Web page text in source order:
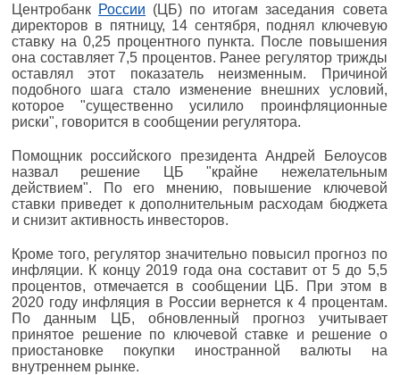
Центробанк России (ЦБ) по итогам заседания совета
директоров в пятницу, 14 сентября, поднял ключевую
ставку на 0,25 процентного пункта. После повышения
она составляет 7,5 процентов. Ранее регулятор трижды
оставлял этот показатель неизменным. Причиной
подобного шага стало изменение внешних условий,
которое "существенно усилило проинфляционные
риски", говорится в сообщении регулятора.
Помощник российского президента Андрей Белоусов
назвал решение ЦБ "крайне нежелательным
действием". По его мнению, повышение ключевой
ставки приведет к дополнительным расходам бюджета
и снизит активность инвесторов.
Кроме того, регулятор значительно повысил прогноз по
инфляции. К концу 2019 года она составит от 5 до 5,5
процентов, отмечается в сообщении ЦБ. При этом в
2020 году инфляция в России вернется к 4 процентам.
По данным ЦБ, обновленный прогноз учитывает
принятое решение по ключевой ставке и решение о
приостановке покупки иностранной валюты на
внутреннем рынке.